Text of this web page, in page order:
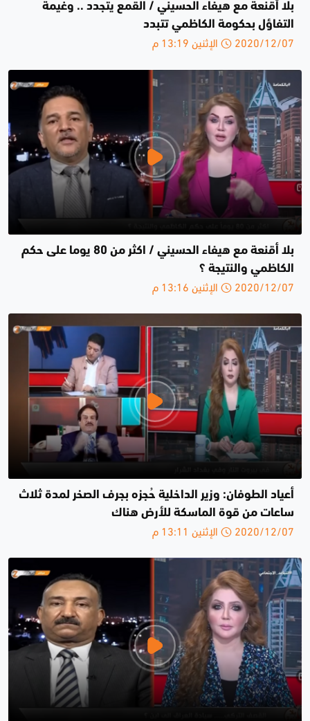
بلا أقنعة مع هيفاء الحسيني / القمع يتجدد .. وغيمة
التفاؤل بحكومة الكاظمي تتبدد
2020/12/07 الإثنين 13:19 م
بلا أقنعة مع هيفاء الحسيني / اكثر من 80 يوما على حكم
الكاظمي والنتيجة ؟
2020/12/07 الإثنين 13:16 م
أعياد الطوفان: وزير الداخلية حُجزه بجرف الصخر لمدة ثلاث
ساعات من قوة الماسكة للأرض هناك
2020/12/07 الإثنين 13:11 م